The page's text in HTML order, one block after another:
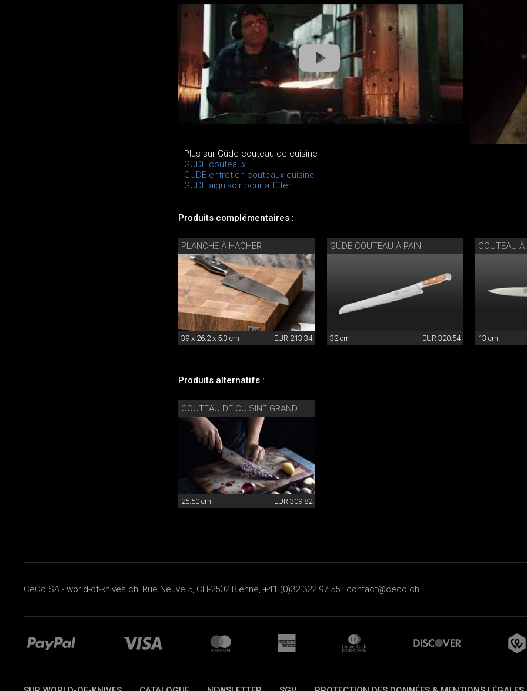
Plus sur Güde couteau de cuisine
GÜDE couteaux
GÜDE entretien couteaux cuisine
GÜDE aiguisoir pour affûter
Produits complémentaires :
PLANCHE À HACHER
39 x 26.2 x 5.3 cm EUR 213.34
GÜDE COUTEAU À PAIN
32 cm EUR 320.54
COUTEAU
13 cm
Produits alternatifs :
COUTEAU DE CUISINE GRAND
25.50 cm EUR 309.82
CeCo SA - world-of-knives.ch, Rue Neuve 5, CH-2502 Bienne, +41 (0)32 322 97 55 | contact@ceco.ch